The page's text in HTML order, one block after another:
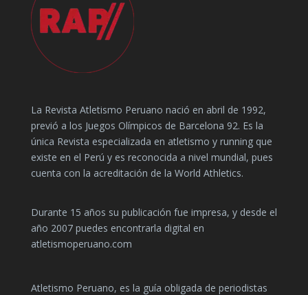
La Revista Atletismo Peruano nació en abril de 1992,
previó a los Juegos Olímpicos de Barcelona 92. Es la
única Revista especializada en atletismo y running que
existe en el Perú y es reconocida a nivel mundial, pues
cuenta con la acreditación de la World Athletics.
Durante 15 años su publicación fue impresa, y desde el
año 2007 puedes encontrarla digital en
atletismoperuano.com
Atletismo Peruano, es la guía obligada de periodistas